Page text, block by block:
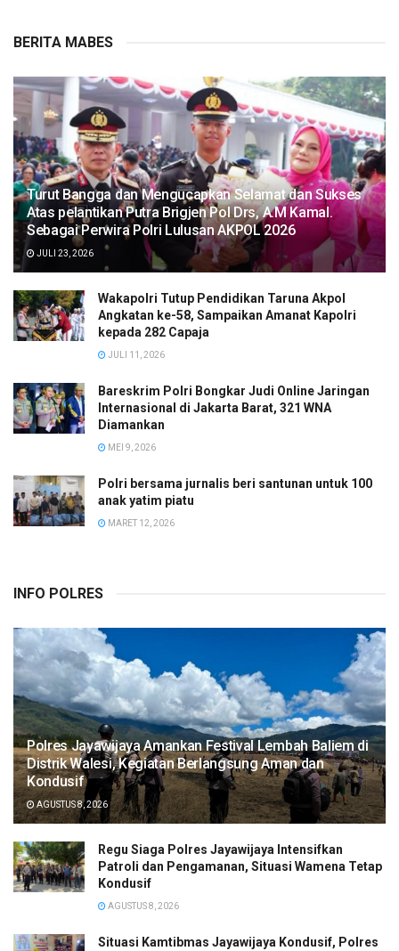
BERITA MABES
Turut Bangga dan Mengucapkan Selamat dan Sukses
Atas pelantikan Putra Brigjen Pol Drs, A.M Kamal.
Sebagai Perwira Polri Lulusan AKPOL 2026
JULI 23, 2026
Wakapolri Tutup Pendidikan Taruna Akpol
Angkatan ke-58, Sampaikan Amanat Kapolri
kepada 282 Capaja
JULI 11, 2026
Bareskrim Polri Bongkar Judi Online Jaringan
Internasional di Jakarta Barat, 321 WNA
Diamankan
MEI 9, 2026
Polri bersama jurnalis beri santunan untuk 100
anak yatim piatu
MARET 12, 2026
INFO POLRES
Polres Jayawijaya Amankan Festival Lembah Baliem di
Distrik Walesi, Kegiatan Berlangsung Aman dan
Kondusif
AGUSTUS 8, 2026
Regu Siaga Polres Jayawijaya Intensifkan
Patroli dan Pengamanan, Situasi Wamena Tetap
Kondusif
AGUSTUS 8, 2026
Situasi Kamtibmas Jayawijaya Kondusif, Polres